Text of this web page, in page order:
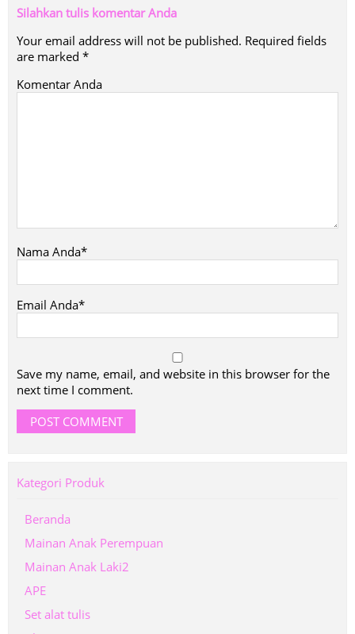
Silahkan tulis komentar Anda
Your email address will not be published. Required fields
are marked *
Komentar Anda
Nama Anda*
Email Anda*
Save my name, email, and website in this browser for the
next time I comment.
Kategori Produk
Beranda
Mainan Anak Perempuan
Mainan Anak Laki2
APE
Set alat tulis